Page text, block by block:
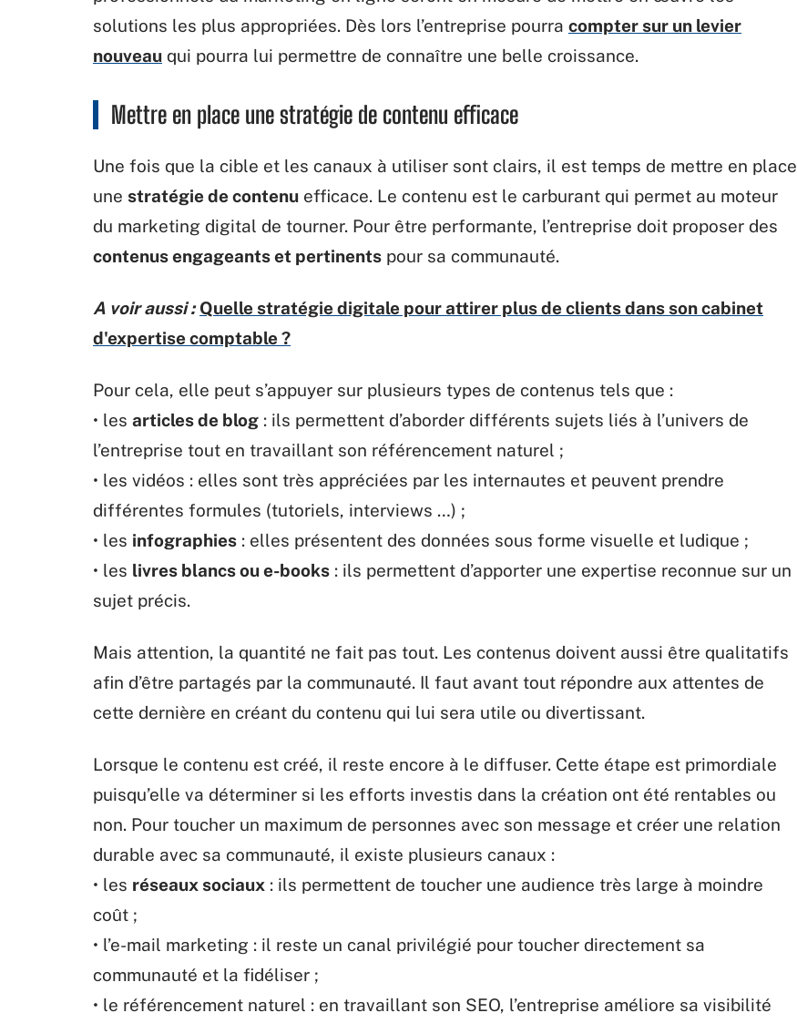
solutions les plus appropriées. Dès lors l’entreprise pourra compter sur un levier
nouveau qui pourra lui permettre de connaître une belle croissance.
Mettre en place une stratégie de contenu efficace
Une fois que la cible et les canaux à utiliser sont clairs, il est temps de mettre en place
une stratégie de contenu efficace. Le contenu est le carburant qui permet au moteur
du marketing digital de tourner. Pour être performante, l’entreprise doit proposer des
contenus engageants et pertinents pour sa communauté.
A voir aussi : Quelle stratégie digitale pour attirer plus de clients dans son cabinet
d'expertise comptable ?
Pour cela, elle peut s’appuyer sur plusieurs types de contenus tels que :
• les articles de blog : ils permettent d’aborder différents sujets liés à l’univers de
l’entreprise tout en travaillant son référencement naturel ;
• les vidéos : elles sont très appréciées par les internautes et peuvent prendre
différentes formules (tutoriels, interviews …) ;
• les infographies : elles présentent des données sous forme visuelle et ludique ;
• les livres blancs ou e-books : ils permettent d’apporter une expertise reconnue sur un
sujet précis.
Mais attention, la quantité ne fait pas tout. Les contenus doivent aussi être qualitatifs
afin d’être partagés par la communauté. Il faut avant tout répondre aux attentes de
cette dernière en créant du contenu qui lui sera utile ou divertissant.
Lorsque le contenu est créé, il reste encore à le diffuser. Cette étape est primordiale
puisqu’elle va déterminer si les efforts investis dans la création ont été rentables ou
non. Pour toucher un maximum de personnes avec son message et créer une relation
durable avec sa communauté, il existe plusieurs canaux :
• les réseaux sociaux : ils permettent de toucher une audience très large à moindre
coût ;
• l’e-mail marketing : il reste un canal privilégié pour toucher directement sa
communauté et la fidéliser ;
• le référencement naturel : en travaillant son SEO, l’entreprise améliore sa visibilité